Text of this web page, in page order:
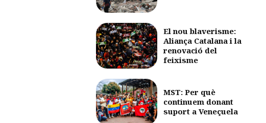
El nou blaverisme:
Aliança Catalana i la
renovació del
feixisme
MST: Per què
continuem donant
suport a Veneçuela